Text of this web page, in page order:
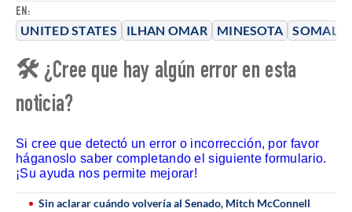
EN:
UNITED STATES ILHAN OMAR MINESOTA SOMALIA
🛠 ¿Cree que hay algún error en esta
noticia?
Si cree que detectó un error o incorrección, por favor
háganoslo saber completando el siguiente formulario.
¡Su ayuda nos permite mejorar!
Sin aclarar cuándo volvería al Senado, Mitch McConnell